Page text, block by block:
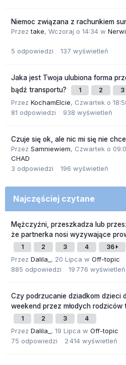
Niemoc związana z rachunkiem
Przeztake, Wczoraj o 14:34 w
5 odpowiedzi 137 wyświetleń
Jaka jest Twoja ulubiona forma
bądź transportu?
1 2 3
Przez KochamElcie, Czwartek o
81 odpowiedzi 938 wyświetleń
Czuje się ok, ale nic mi się nie
Przez Samniewiem, Czwartek o
CHAD
3 odpowiedzi 196 wyświetleń
Najczęściej czytane
Mężczyźni, przeszkadza lub
że partnerka nosi wyzywające
1 2 3 4 36
Przez Dalila_ , 20 Lipca w Off-topic
885 odpowiedzi 19 776 wyświetleń
Czy podrzucanie dziadkom dzieci
weekend przez młodych rodziców
1 2 3 4
Przez Dalila_ , 19 Lipca w Off-topic
75 odpowiedzi 2 414 wyświetleń